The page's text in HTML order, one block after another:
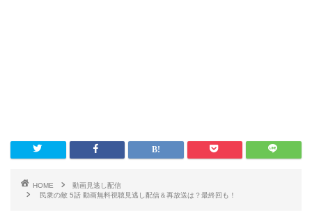
HOME
動画見逃し配信
民衆の敵 5話 動画無料視聴見逃し配信＆再放送は？最終回も！